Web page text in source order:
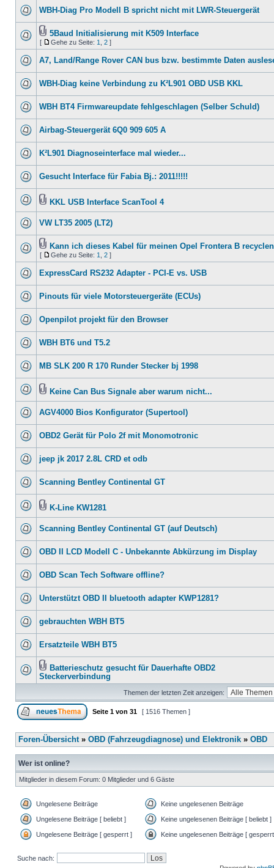
WBH-Diag Pro Modell B spricht nicht mit LWR-Steuergerät
5Baud Initialisierung mit K509 Interface
[ Gehe zu Seite: 1 2 ]
A7, Land/Range Rover CAN bus bzw. bestimmte Daten
WBH-Diag keine Verbindung zu K²L901 OBD USB KKL
WBH BT4 Firmwareupdate fehlgeschlagen (Selber Schuld)
Airbag-Steuergerät 6Q0 909 605 A
K²L901 Diagnoseinterface mal wieder...
Gesucht Interface für Fabia Bj.: 2011!!!!!
KKL USB Interface ScanTool 4
VW LT35 2005 (LT2)
Kann ich dieses Kabel für meinen Opel Frontera B
[ Gehe zu Seite: 1 2 ]
ExpressCard RS232 Adapter - PCI-E vs. USB
Pinouts für viele Motorsteuergeräte (ECUs)
Openpilot projekt für den Browser
WBH BT6 und T5.2
MB SLK 200 R 170 Runder Stecker bj 1998
Keine Can Bus Signale aber warum nicht...
AGV4000 Bios Konfigurator (Supertool)
OBD2 Gerät für Polo 2f mit Monomotronic
jeep jk 2017 2.8L CRD et odb
Scanning Bentley Continental GT
K-Line KW1281
Scanning Bentley Continental GT (auf Deutsch)
OBD II LCD Modell C - Unbekannte Abkürzung im Display
OBD Scan Tech Software offline?
Unterstützt OBD II bluetooth adapter KWP1281?
gebrauchten WBH BT5
Ersatzteile WBH BT5
Batterieschutz gesucht für Dauerhafte OBD2
Steckerverbindung
Themen der letzten Zeit anzeigen:
Seite 1 von 31 [ 1516 Themen ]
Foren-Übersicht» OBD (Fahrzeugdiagnose) und Elektronik » OBD
Wer ist online?
Mitglieder in diesem Forum: 0 Mitglieder und 6 Gäste
Ungelesene Beiträge Keine ungelesenen Beiträge
Ungelesene Beiträge [ beliebt ] Keine ungelesenen Beiträge [ beliebt ]
Ungelesene Beiträge [ gesperrt ] Keine ungelesenen Beiträge [
Suche nach: